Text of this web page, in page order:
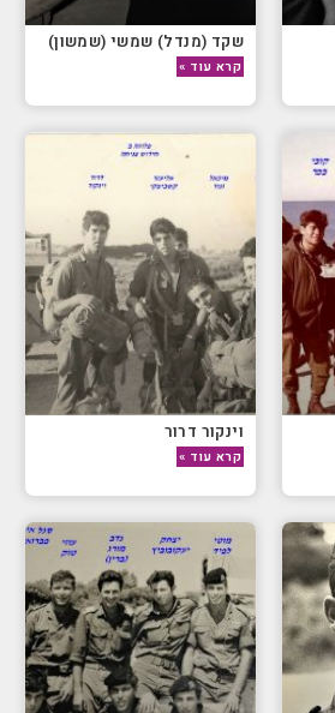
שקד (מנדל) שמשי (שמשון)
קרא עוד »
וינקור דרור
קרא עוד »